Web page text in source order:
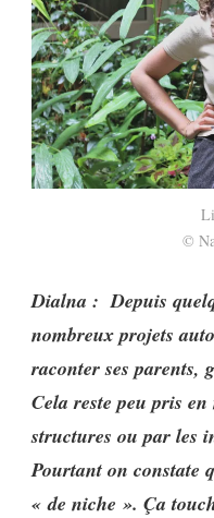
©
Dialna : Depuis
nombreux projets
raconter ses parents,
Cela reste peu pris
structures ou par les
Pourtant on constate
« de niche ». Ça